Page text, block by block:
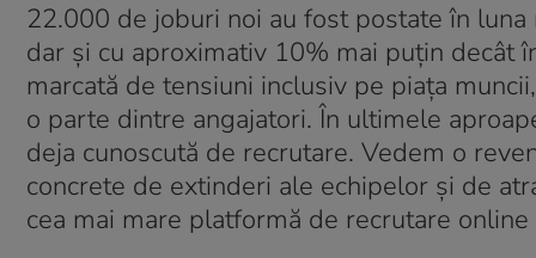
22.000 de joburi noi au fost postate în
dar și cu aproximativ 10% mai puțin decât
marcată de tensiuni inclusiv pe piața
o parte dintre angajatori. În ultimele
deja cunoscută de recrutare. Vedem o
concrete de extinderi ale echipelor și de
cea mai mare platformă de recrutare online